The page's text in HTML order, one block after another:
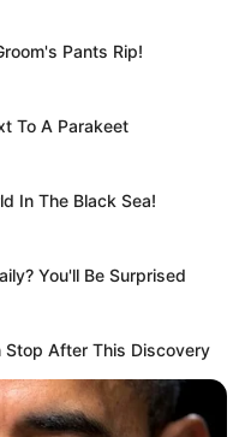
Pants Rip!
To A Parakeet
In The Black Sea!
You'll Be Surprised
Stop After This Discovery